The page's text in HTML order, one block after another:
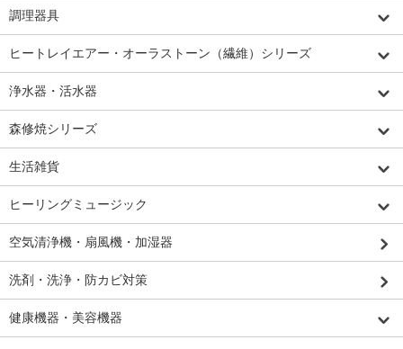
調理器具
ヒートレイエアー・オーラストーン（繊維）シリーズ
浄水器・活水器
森修焼シリーズ
生活雑貨
ヒーリングミュージック
空気清浄機・扇風機・加湿器
洗剤・洗浄・防カビ対策
健康機器・美容機器